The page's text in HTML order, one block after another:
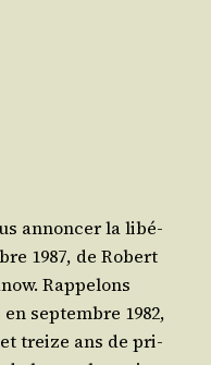
annon­cer la libé­
1987, de Robert
Rap­pe­lons
sep­tembre 1982,
treize ans de pri­